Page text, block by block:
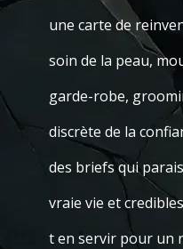
une carte de
soin de la peau,
garde-robe,
discrète de la
des briefs qui
vraie vie et
t en servir pour un